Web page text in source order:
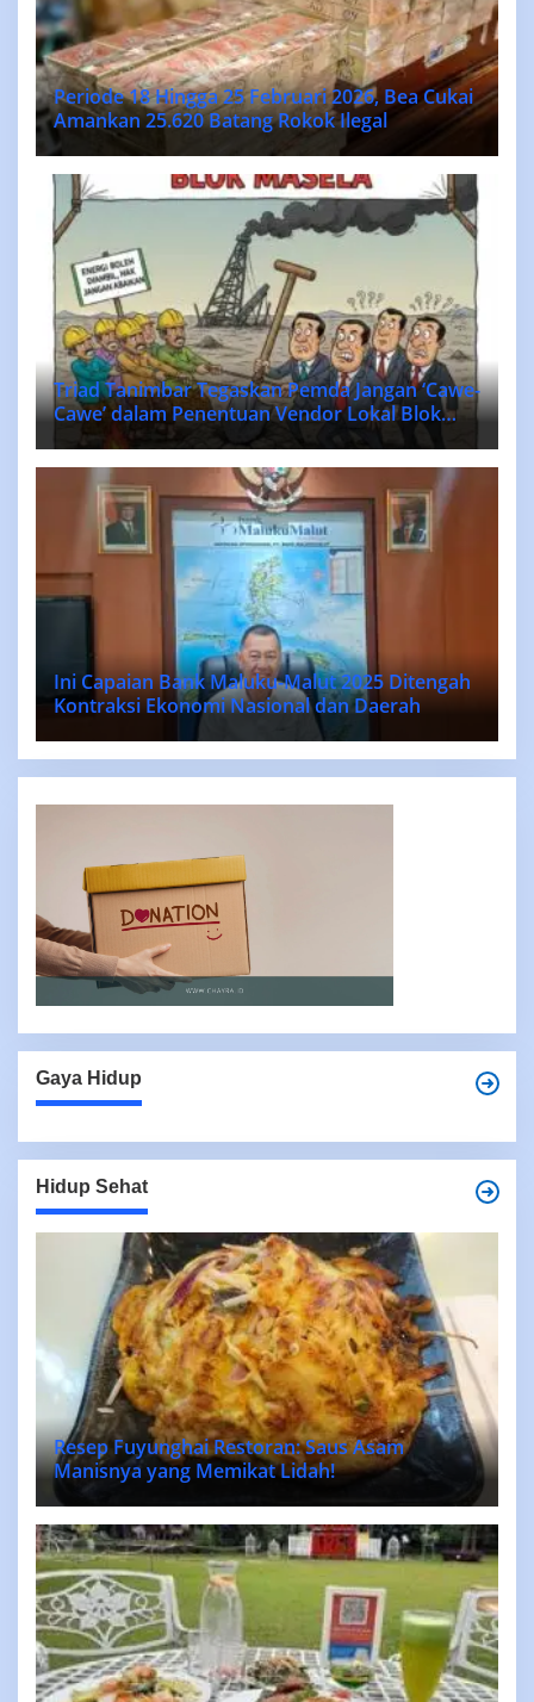
Periode 18 Hingga 25 Februari 2026, Bea Cukai
Amankan 25.620 Batang Rokok Ilegal
Triad Tanimbar Tegaskan Pemda Jangan ‘Cawe-
Cawe’ dalam Penentuan Vendor Lokal Blok
MASELA.
Ini Capaian Bank Maluku-Malut 2025 Ditengah
Kontraksi Ekonomi Nasional dan Daerah
Gaya Hidup
Hidup Sehat
Resep Fuyunghai Restoran: Saus Asam
Manisnya yang Memikat Lidah!